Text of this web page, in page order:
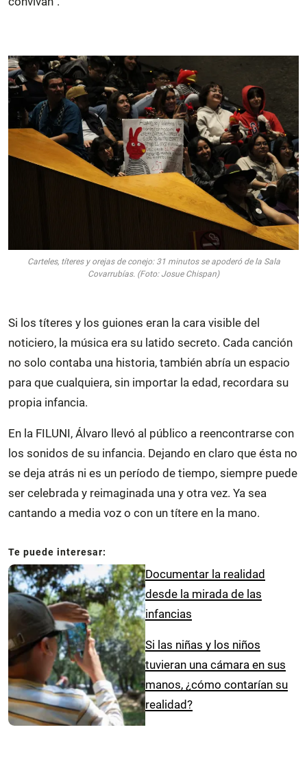
Carteles, títeres y orejas de conejo: 31 minutos se apoderó de la Sala
Covarrubías. (Foto: Josue Chispan)
Si los títeres y los guiones eran la cara visible del
noticiero, la música era su latido secreto. Cada canción
no solo contaba una historia, también abría un espacio
para que cualquiera, sin importar la edad, recordara su
propia infancia.
En la FILUNI, Álvaro llevó al público a reencontrarse con
los sonidos de su infancia. Dejando en claro que ésta no
se deja atrás ni es un período de tiempo, siempre puede
ser celebrada y reimaginada una y otra vez. Ya sea
cantando a media voz o con un títere en la mano.
Documentar la realidad
desde la mirada de las
infancias
Si las niñas y los niños
tuvieran una cámara en sus
manos, ¿cómo contarían su
realidad?